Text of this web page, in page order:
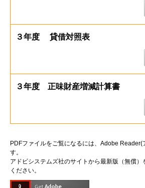
３年度 貸借対照表
３年度 正味財産増減計算書
PDFファイルをご覧になるには、Adobe Reader(
す。
アドビシステムズ社のサイトから最新版（無償）
ください。